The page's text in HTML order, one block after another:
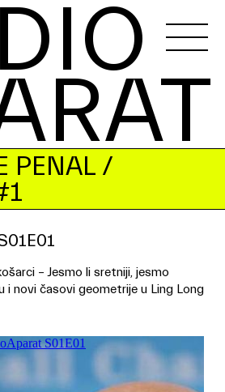
PENAL/
– Jesmo li sretniji, jesmo
i novi časovi geometrije u Ling Long